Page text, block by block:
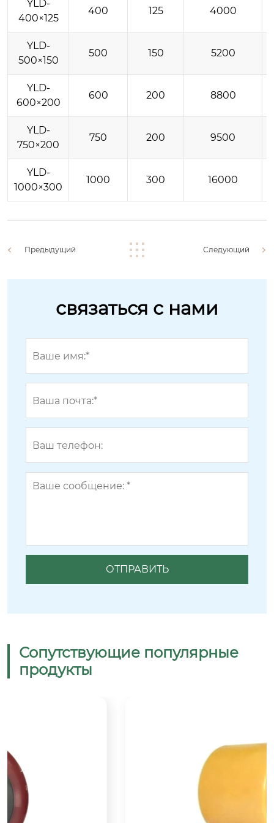
YLD-
400×125
400 125 4000
YLD-
500×150
500 150 5200
YLD-
600×200
600 200 8800
YLD-
750×200
750 200 9500
YLD-
1000×300
1000 300 16000
Предыдущий Следующий
связаться с нами
Сопутствующие популярные
продукты